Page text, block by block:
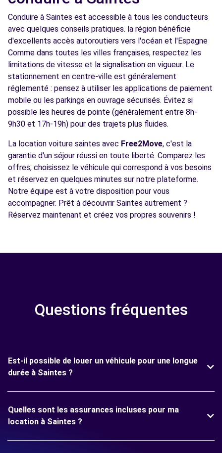
Conduire à Saintes est accessible à tous les conducteurs
avec quelques conseils pratiques. la région bénéficie
d'excellents accès autoroutiers vers l'océan et l'Espagne
Comme dans toutes les villes françaises, respectez les
limitations de vitesse et la signalisation en vigueur. Le
stationnement en centre-ville est généralement
réglementé : pensez à utiliser les applications de paiement
mobile ou les parkings en ouvrage sécurisés. Évitez si
possible les heures de pointe (généralement entre 8h-
9h30 et 17h-19h) pour des trajets plus fluides.
La location voiture saintes avec Free2Move, c'est la
garantie d'un séjour réussi en toute liberté. Comparez les
offres, choisissez le véhicule qui correspond à vos besoins
et réservez en quelques minutes sur notre plateforme.
Notre équipe est à votre disposition pour vous
accompagner. Prêt à découvrir Saintes autrement ?
Réservez maintenant et créez vos propres souvenirs !
Questions fréquentes
Est-il possible de louer un véhicule pour une longue
durée à Saintes ?
Quelles sont les assurances incluses pour ma
location à Saintes ?